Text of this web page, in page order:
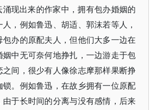
现出来的作家中，拥有包办婚姻的
，例如鲁迅、胡适、郭沫若等人，
办的原配夫人，但他们大多一边在
中无可奈何地挣扎，一边游走于包
之间，很少有人像徐志摩那样果断挣
锁。例如鲁迅，在故乡拥有一位原配
由于长时间的分离与没有感情，后来